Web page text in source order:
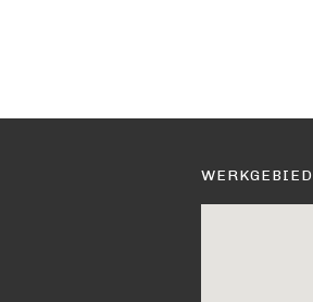
WERKGEBIED